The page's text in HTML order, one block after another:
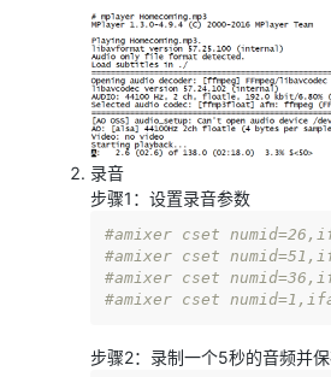
录音
步骤1：设置录音参数
#amixer cset
#amixer cset
#amixer cset
#amixer cset
步骤2：录制一个5秒的音频并